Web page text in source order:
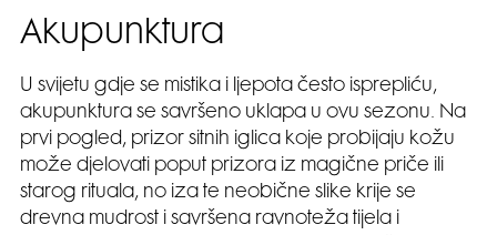
Akupunktura
U svijetu gdje se mistika i ljepota često isprepliću,
akupunktura se savršeno uklapa u ovu sezonu. Na
prvi pogled, prizor sitnih iglica koje probijaju kožu
može djelovati poput prizora iz magične priče ili
starog rituala, no iza te neobične slike krije se
drevna mudrost i savršena ravnoteža tijela i